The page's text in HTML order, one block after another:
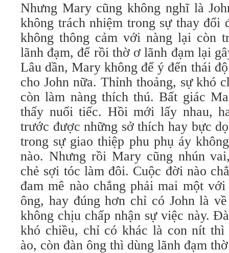
Nhưng Mary cũng không nghĩ là
không trách nhiệm trong sự thay đổi
không thông cảm với nàng lại còn
lãnh đạm, để rồi thờ ơ lãnh đạm lại
Lâu dần, Mary không để ý đến thái
cho John nữa. Thỉnh thoảng, sự khó
còn làm nàng thích thú. Bất giác
thấy nuối tiếc. Hồi mới lấy nhau,
trước được những sở thích hay bực
trong sự giao thiệp phu phụ áy
nào. Nhưng rồi Mary cũng nhún
chẻ sợi tóc làm đôi. Cuộc đời nào
đam mê nào chẳng phải mai một
ông, hay đúng hơn chỉ có John là
không chịu chấp nhận sự việc này.
khó chiều, chỉ có khác là con nít thì
ào, còn đàn ông thì dùng lãnh đạm